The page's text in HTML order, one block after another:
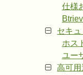
仕様
セキュ
ホス
ユー
高可用